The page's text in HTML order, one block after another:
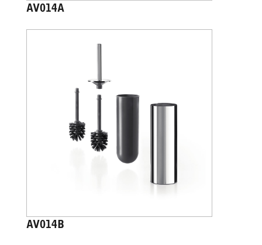
AV014A
AV014B